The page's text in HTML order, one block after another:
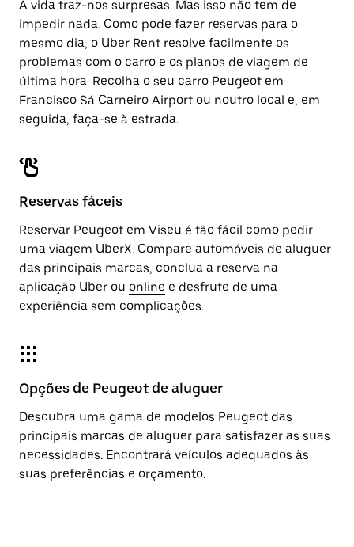
A vida traz-nos surpresas. Mas isso não tem de
impedir nada. Como pode fazer reservas para o
mesmo dia, o Uber Rent resolve facilmente os
problemas com o carro e os planos de viagem de
última hora. Recolha o seu carro Peugeot em
Francisco Sá Carneiro Airport ou noutro local e, em
seguida, faça-se à estrada.
Reservas fáceis
Reservar Peugeot em Viseu é tão fácil como pedir
uma viagem UberX. Compare automóveis de aluguer
das principais marcas, conclua a reserva na
aplicação Uber ou online e desfrute de uma
experiência sem complicações.
Opções de Peugeot de aluguer
Descubra uma gama de modelos Peugeot das
principais marcas de aluguer para satisfazer as suas
necessidades. Encontrará veículos adequados às
suas preferências e orçamento.